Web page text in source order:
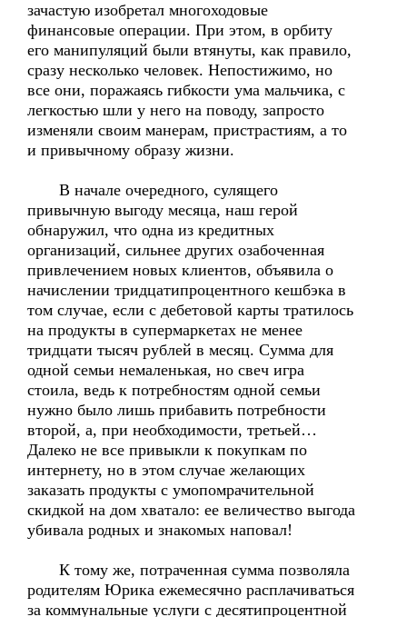
зачастую изобретал многоходовые
финансовые операции. При этом, в орбиту
его манипуляций были втянуты, как правило,
сразу несколько человек. Непостижимо, но
все они, поражаясь гибкости ума мальчика, с
легкостью шли у него на поводу, запросто
изменяли своим манерам, пристрастиям, а то
и привычному образу жизни.
В начале очередного, сулящего
привычную выгоду месяца, наш герой
обнаружил, что одна из кредитных
организаций, сильнее других озабоченная
привлечением новых клиентов, объявила о
начислении тридцатипроцентного кешбэка в
том случае, если с дебетовой карты тратилось
на продукты в супермаркетах не менее
тридцати тысяч рублей в месяц. Сумма для
одной семьи немаленькая, но свеч игра
стоила, ведь к потребностям одной семьи
нужно было лишь прибавить потребности
второй, а, при необходимости, третьей…
Далеко не все привыкли к покупкам по
интернету, но в этом случае желающих
заказать продукты с умопомрачительной
скидкой на дом хватало: ее величество выгода
убивала родных и знакомых наповал!
К тому же, потраченная сумма позволяла
родителям Юрика ежемесячно расплачиваться
за коммунальные услуги с десятипроцентной